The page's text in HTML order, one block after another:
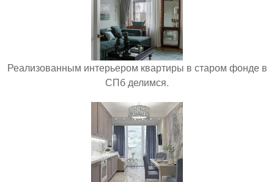
Реализованным интерьером квартиры в старом фонде в
СПб делимся.